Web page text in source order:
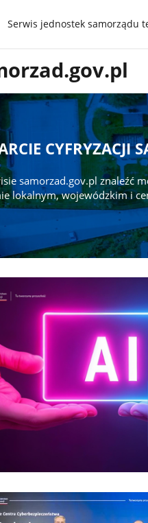
Serwis jednostek samorządu
CYFRYZACJI
samorzad.gov.pl znaleźć
lokalnym, wojewódzkim i